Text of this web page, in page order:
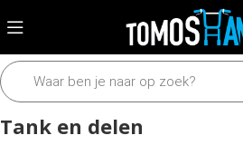
Home Framedelen Diverse
Tank en delen